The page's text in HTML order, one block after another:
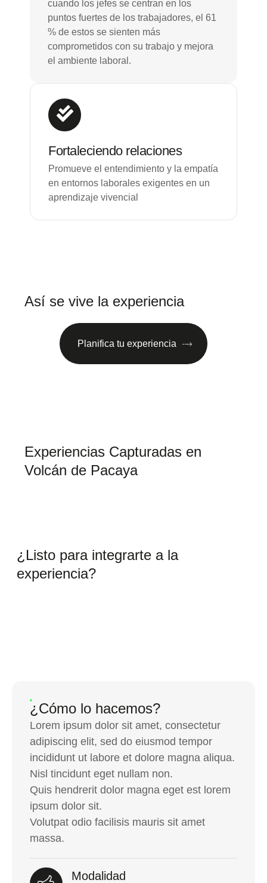
¿Cómo lo hacemos?
Lorem ipsum dolor sit amet, consectetur
adipiscing elit, sed do eiusmod tempor
incididunt ut labore et dolore magna aliqua.
Nisl tincidunt eget nullam non.
Quis hendrerit dolor magna eget est lorem
ipsum dolor sit.
Volutpat odio facilisis mauris sit amet
massa.
Modalidad
cuando los jefes se centran en los
puntos fuertes de los trabajadores, el 61
% de estos se sienten más
comprometidos con su trabajo y mejora
el ambiente laboral.
Fortaleciendo relaciones
Promueve el entendimiento y la empatía
en entornos laborales exigentes en un
aprendizaje vivencial
Así se vive la experiencia
Planifica tu experiencia
Experiencias Capturadas en
Volcán de Pacaya
¿Listo para integrarte a la
experiencia?